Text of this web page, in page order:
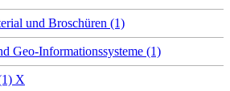
und Broschüren (1)
Geo-Informationssysteme (1)
X